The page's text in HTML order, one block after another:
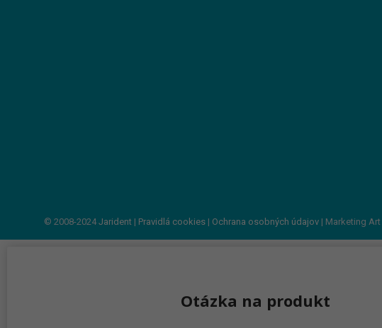
© 2008-2024Jarident | Pravidlá cookies | Ochrana osobných údajov | Marketing Art
Otázka na produkt